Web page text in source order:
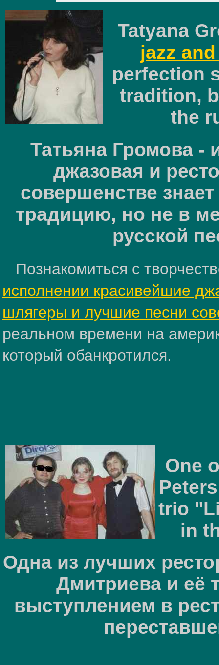
Tatyana
jazz
perfection
tradition,
the
Татьяна Громова -
джазовая и
совершенстве
традицию, но не в
русской
Познакомиться с
исполнении красивейшие
шлягеры и лучшие песни
реальном времени на
который обанкротился.
One
trio
in
Одна из лучших
Дмитриева и её
выступлением в